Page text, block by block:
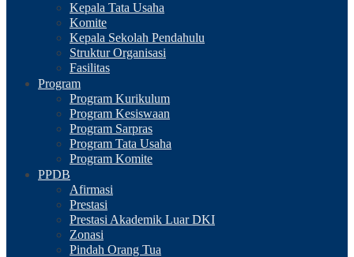
Kepala Tata Usaha
Komite
Kepala Sekolah Pendahulu
Struktur Organisasi
Fasilitas
Program
Program Kurikulum
Program Kesiswaan
Program Sarpras
Program Tata Usaha
Program Komite
PPDB
Afirmasi
Prestasi
Prestasi Akademik Luar DKI
Zonasi
Pindah Orang Tua